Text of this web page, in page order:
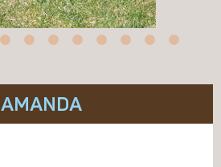
AMANDA